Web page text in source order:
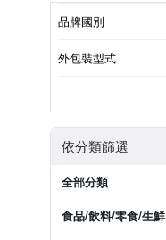
品牌國別
外包裝型式
依分類篩選
全部分類
食品/飲料/零食/生鮮